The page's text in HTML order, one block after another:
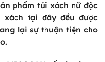
phẩm túi xách nữ độc
tại đây đều được
lại sự thuận tiện cho